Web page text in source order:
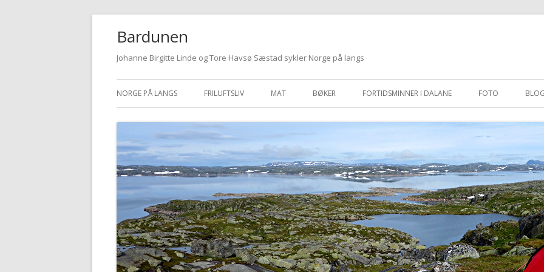
Bardunen
Johanne Birgitte Linde og Tore Havsø Sæstad sykler Norge på langs
Primærmeny
NORGE PÅ LANGS FRILUFTSLIV MAT BØKER FORTIDSMINNER I DALANE FOTO